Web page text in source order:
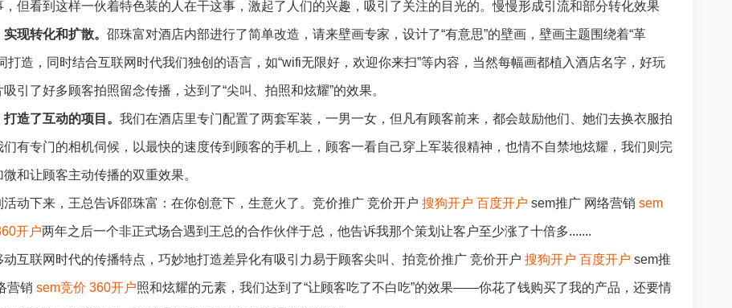
，但看到这样一伙着特色装的人在干这事，激起了人们的兴趣，吸引了关注的目光的。慢慢形成引流和部分转化效果
现转化和扩散。 邵珠富对酒店内部进行了简单改造，请来壁画专家，设计了“有意思”的壁画，壁画主题围绕着“革
打造，同时结合互联网时代我们独创的语言，如“wifi无限好，欢迎你来扫”等内容，当然每幅画都植入酒店名字，好玩
吸引了好多顾客拍照留念传播，达到了“尖叫、拍照和炫耀”的效果。
造了互动的项目。 我们在酒店里专门配置了两套军装，一男一女，但凡有顾客前来，都会鼓励他们、她们去换衣服拍
们有专门的相机伺候，以最快的速度传到顾客的手机上，顾客一看自己穿上军装很精神，也情不自禁地炫耀，我们则完
微和让顾客主动传播的双重效果。
活动下来，王总告诉邵珠富：在你创意下，生意火了。竞价推广 竞价开户 搜狗开户 百度开户 sem推广 网络营销 sem
开户两年之后一个非正式场合遇到王总的合作伙伴于总，他告诉我那个策划让客户至少涨了十倍多.......
动互联网时代的传播特点，巧妙地打造差异化有吸引力易于顾客尖叫、拍竞价推广 竞价开户 搜狗开户 百度开户 sem推
营销 sem竞价 360开户照和炫耀的元素，我们达到了“让顾客吃了不白吃”的效果——你花了钱购买了我的产品，还要情